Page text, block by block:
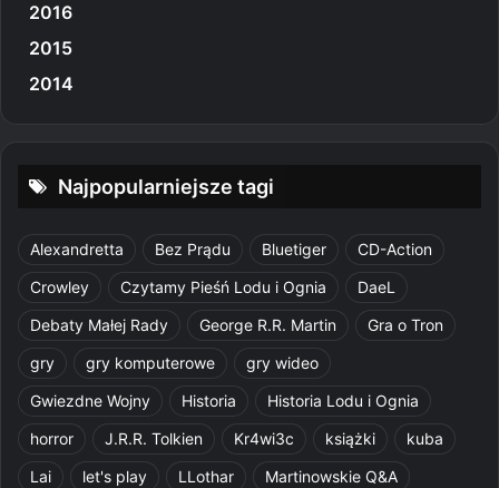
2016
2015
2014
Najpopularniejsze tagi
Alexandretta Bez Prądu Bluetiger
CD-Action
Crowley
Czytamy Pieśń Lodu i Ognia
DaeL
Debaty Małej Rady
George R.R. Martin
Gra o Tron
gry
gry komputerowe
gry wideo
Gwiezdne Wojny
Historia
Historia Lodu i Ognia
horror
J.R.R. Tolkien Kr4wi3c książki
kuba
Lai
let's play LLothar
Martinowskie Q&A